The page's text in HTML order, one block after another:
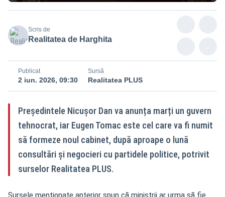
Scris de
Realitatea de Harghita
Publicat
2 iun. 2026, 09:30
Sursă
Realitatea PLUS
Președintele Nicușor Dan va anunța marți un guvern
tehnocrat, iar Eugen Tomac este cel care va fi numit
să formeze noul cabinet, după aproape o lună
consultări și negocieri cu partidele politice, potrivit
surselor Realitatea PLUS.
Sursele menționate anterior spun că miniștrii ar urma să fie